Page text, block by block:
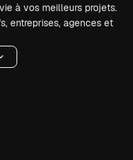
à vos meilleurs projets.
entreprises, agences et